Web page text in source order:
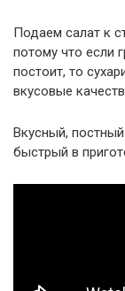
Подаем салат к
потому что если
постоит, то
вкусовые
Вкусный,
быстрый в